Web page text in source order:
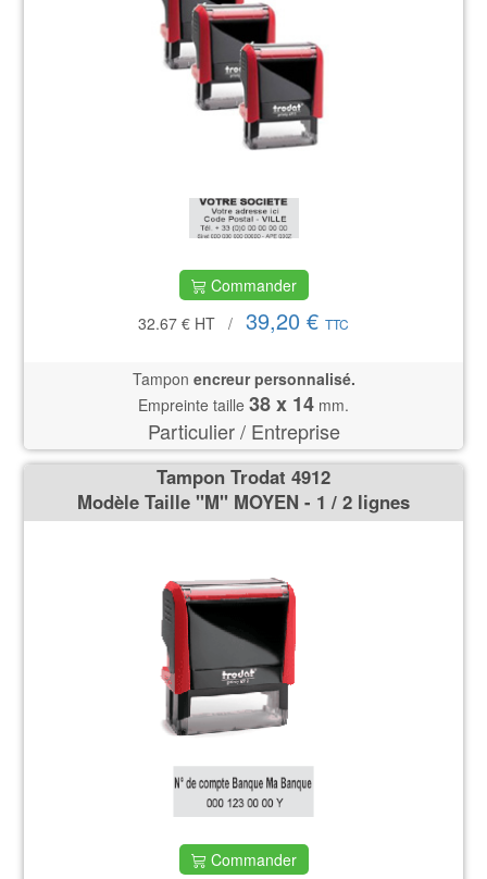
Commander
32.67 € HT / 39,20 € TTC
Tampon encreur personnalisé.
Empreinte taille 38 x 14 mm.
Particulier / Entreprise
Tampon Trodat 4912
Modèle Taille ''M'' MOYEN - 1 / 2 lignes
Commander